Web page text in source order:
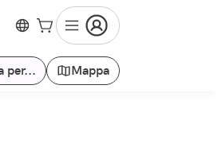
per... Mappa